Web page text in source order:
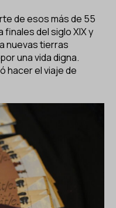
de esos más de 55
del siglo XIX y
nuevas tierras
una vida digna.
hacer el viaje de